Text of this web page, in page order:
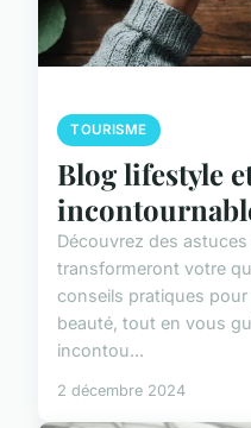
TOURISME
Blog lifestyle
Découvrez des
transformeront votre
conseils pratiques
beauté, tout en vous
incontou...
2 décembre 2024